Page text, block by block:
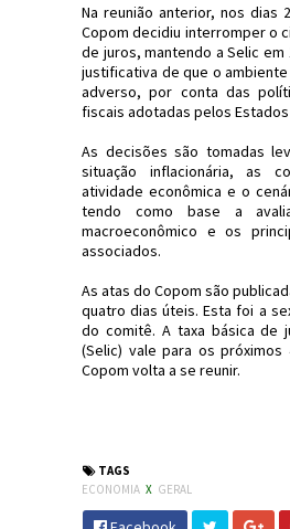
Na reunião anterior, nos dias
Copom decidiu interromper o
de juros, mantendo a Selic em
justificativa de que o
adverso, por conta das
fiscais adotadas pelos Estados
As decisões são tomadas
situação inflacionária, as
atividade econômica e o
tendo como base a
macroeconômico e os
associados.
As atas do Copom são
quatro dias úteis. Esta foi a
do comitê. A taxa básica de
(Selic) vale para os próximos
Copom volta a se reunir.
TAGS
ECONOMIA X GERAL